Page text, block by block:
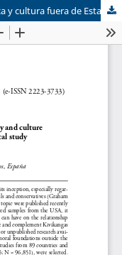
Fundamentos morales, identidad política y cultura fuera de Estados Unidos: Un estudio metaanalítico